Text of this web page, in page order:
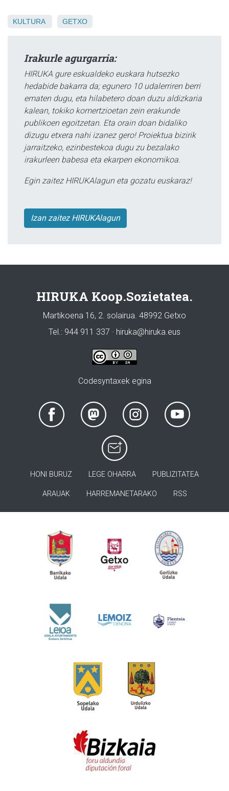
KULTURA GETXO
Irakurle agurgarria:
HIRUKA gure eskualdeko euskara hutsezko
hedabide bakarra da; egunero 10 udalerriren berri
ematen dugu, eta hilabetero doan duzu aldizkaria
kalean, tokiko komertzioetan zein erakunde
publikoen egoitzetan. Eta orain doan bidaliko
dizugu etxera nahi izanez gero! Proiektua bizirik
jarraitzeko, ezinbestekoa dugu zu bezalako
irakurleen babesa eta ekarpen ekonomikoa.
Egin zaitez HIRUKAlagun eta gozatu euskaraz!
Izan zaitez HIRUKAlagun
HIRUKA Koop.Sozietatea.
Martikoena 16, 2. solairua. 48992 Getxo
Tel.: 944 911 337 · hiruka@hiruka.eus
Codesyntaxek egina
HONI BURUZ LEGE OHARRA PUBLIZITATEA
ARAUAK HARREMANETARAKO RSS